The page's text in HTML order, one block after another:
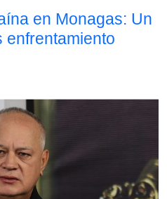
en Monagas: Un
enfrentamiento